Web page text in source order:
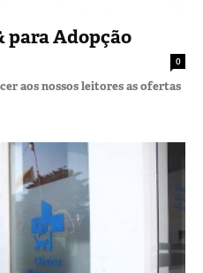
para Adopção
0
aos nossos leitores as ofertas